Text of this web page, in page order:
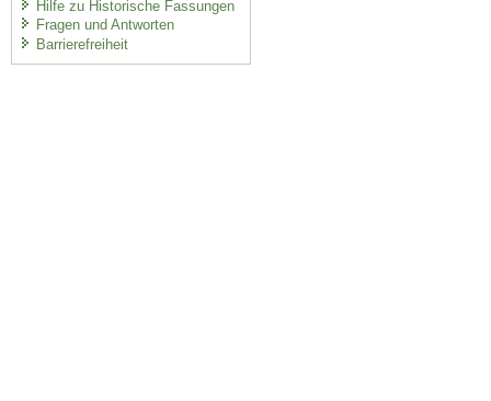
Hilfe zu Historische Fassungen
Fragen und Antworten
Barrierefreiheit